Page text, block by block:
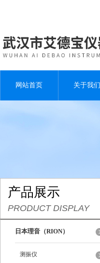
网站首页 关于我们
产品展示
PRODUCT DISPLAY
日本理音（RION）
测振仪